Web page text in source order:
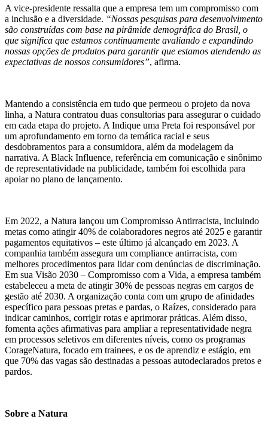
A vice-presidente ressalta que a empresa tem um compromisso com
a inclusão e a diversidade. “Nossas pesquisas para desenvolvimento
são construídas com base na pirâmide demográfica do Brasil, o
que significa que estamos continuamente avaliando e expandindo
nossas opções de produtos para garantir que estamos atendendo as
expectativas de nossos consumidores”, afirma.
Mantendo a consistência em tudo que permeou o projeto da nova
linha, a Natura contratou duas consultorias para assegurar o cuidado
em cada etapa do projeto. A Indique uma Preta foi responsável por
um aprofundamento em torno da temática racial e seus
desdobramentos para a consumidora, além da modelagem da
narrativa. A Black Influence, referência em comunicação e sinônimo
de representatividade na publicidade, também foi escolhida para
apoiar no plano de lançamento.
Em 2022, a Natura lançou um Compromisso Antirracista, incluindo
metas como atingir 40% de colaboradores negros até 2025 e garantir
pagamentos equitativos – este último já alcançado em 2023. A
companhia também assegura um compliance antirracista, com
melhores procedimentos para lidar com denúncias de discriminação.
Em sua Visão 2030 – Compromisso com a Vida, a empresa também
estabeleceu a meta de atingir 30% de pessoas negras em cargos de
gestão até 2030. A organização conta com um grupo de afinidades
específico para pessoas pretas e pardas, o Raízes, considerado para
indicar caminhos, corrigir rotas e aprimorar práticas. Além disso,
fomenta ações afirmativas para ampliar a representatividade negra
em processos seletivos em diferentes níveis, como os programas
CorageNatura, focado em trainees, e os de aprendiz e estágio, em
que 70% das vagas são destinadas a pessoas autodeclarados pretos e
pardos.
Sobre a Natura